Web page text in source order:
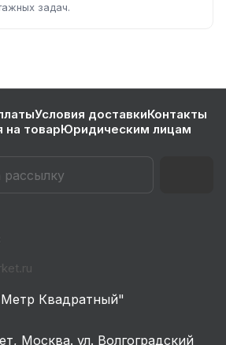
задач.
Условия доставкиКонтакты
на товарЮридическим лицам
Квадратный"
Москва. ул. Волгоградский